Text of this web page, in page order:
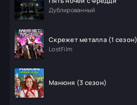
Дублированный
Скрежет металла (1 сезон)
LostFilm
Манюня (3 сезон)